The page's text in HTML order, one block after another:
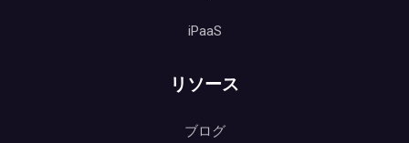
iPaaS
リソース
ブログ